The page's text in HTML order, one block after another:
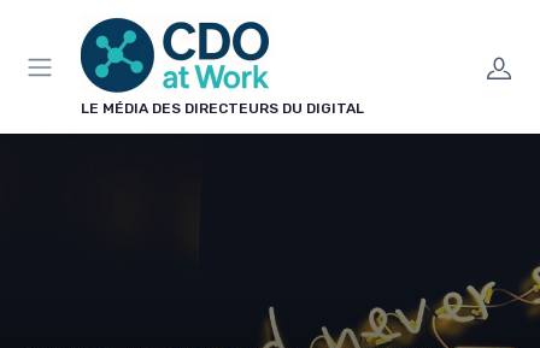
LE MÉDIA DES DIRECTEURS DU DIGITAL
Panneau de gestion des cookies